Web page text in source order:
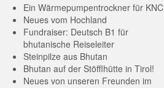
Ein Wärmepumpentrockner für KNC
Neues vom Hochland
Fundraiser: Deutsch B1 für
bhutanische Reiseleiter
Steinpilze aus Bhutan
Bhutan auf der Stöfflhütte in Tirol!
Neues von unseren Freunden im